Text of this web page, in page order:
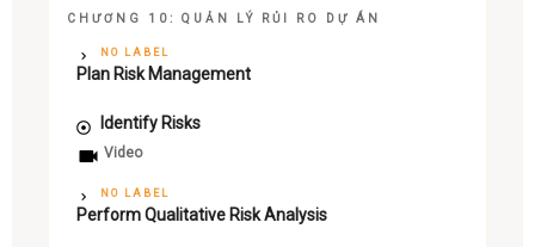
CHƯƠNG 10: QUẢN LÝ RỦI RO DỰ ÁN
NO LABEL
Plan Risk Management
Identify Risks
Video
NO LABEL
Perform Qualitative Risk Analysis